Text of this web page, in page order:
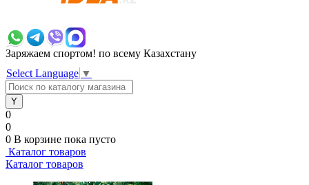
Заряжаем спортом! по всему Казахстану
Select Language ▼
0
0
0 В корзине пока пусто
Каталог товаров
Каталог товаров